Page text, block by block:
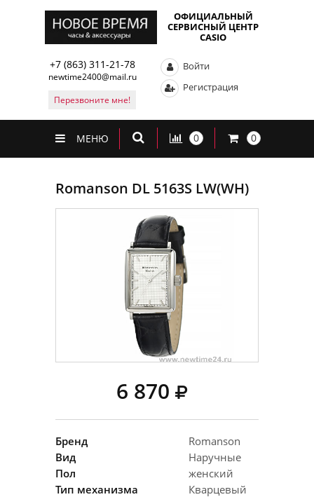
ОФИЦИАЛЬНЫЙ
СЕРВИСНЫЙ ЦЕНТР
CASIO
+7 (863) 311-21-78
newtime2400@mail.ru
Перезвоните мне!
Войти
Регистрация
МЕНЮ 0 0
Romanson DL 5163S LW(WH)
6 870
Бренд
Romanson
Вид
Наручные
Пол
женский
Тип механизма
Кварцевый